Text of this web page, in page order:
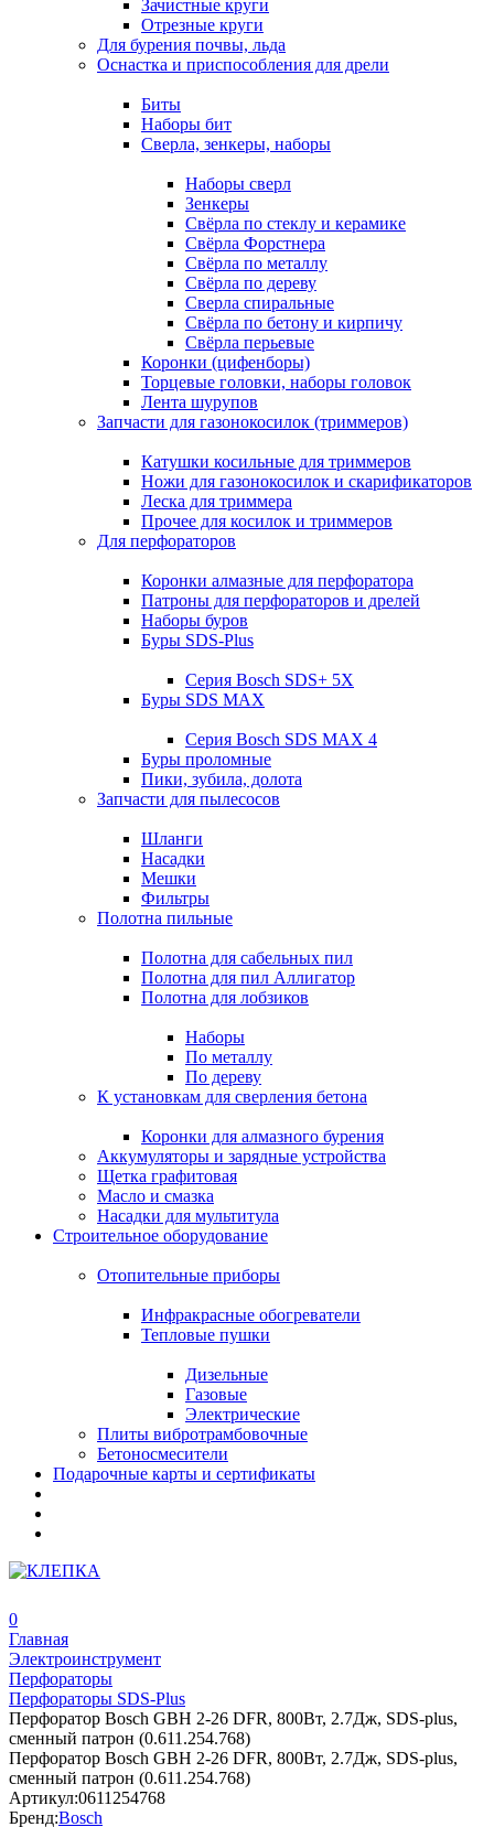
Зачистные круги
Отрезные круги
Для бурения почвы, льда
Оснастка и приспособления для дрели
Биты
Наборы бит
Сверла, зенкеры, наборы
Наборы сверл
Зенкеры
Свёрла по стеклу и керамике
Свёрла Форстнера
Свёрла по металлу
Свёрла по дереву
Сверла спиральные
Свёрла по бетону и кирпичу
Свёрла перьевые
Коронки (цифенборы)
Торцевые головки, наборы головок
Лента шурупов
Запчасти для газонокосилок (триммеров)
Катушки косильные для триммеров
Ножи для газонокосилок и скарификаторов
Леска для триммера
Прочее для косилок и триммеров
Для перфораторов
Коронки алмазные для перфоратора
Патроны для перфораторов и дрелей
Наборы буров
Буры SDS-Plus
Серия Bosch SDS+ 5X
Буры SDS MAX
Серия Bosch SDS MAX 4
Буры проломные
Пики, зубила, долота
Запчасти для пылесосов
Шланги
Насадки
Мешки
Фильтры
Полотна пильные
Полотна для сабельных пил
Полотна для пил Аллигатор
Полотна для лобзиков
Наборы
По металлу
По дереву
К установкам для сверления бетона
Коронки для алмазного бурения
Аккумуляторы и зарядные устройства
Щетка графитовая
Масло и смазка
Насадки для мультитула
Строительное оборудование
Отопительные приборы
Инфракрасные обогреватели
Тепловые пушки
Дизельные
Газовые
Электрические
Плиты вибротрамбовочные
Бетоносмесители
Подарочные карты и сертификаты
0
Главная
Электроинструмент
Перфораторы
Перфораторы SDS-Plus
Перфоратор Bosch GBH 2-26 DFR, 800Вт, 2.7Дж, SDS-plus,
сменный патрон (0.611.254.768)
Перфоратор Bosch GBH 2-26 DFR, 800Вт, 2.7Дж, SDS-plus,
сменный патрон (0.611.254.768)
Артикул:0611254768
Бренд:Bosch